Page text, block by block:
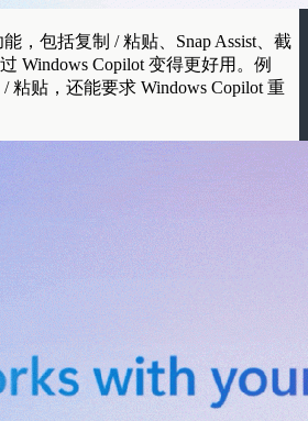
，包括复制 / 粘贴、Snap Assist、截
Windows Copilot 变得更好用。例
粘贴，还能要求 Windows Copilot 重